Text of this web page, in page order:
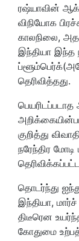
ரஷ்யாவின்
விநியோக
காலநிலை,
இந்தியா இந்த
தெரிவித்தது.
குறித்து
நரேந்திர
தொடர்ந்து
இந்தியா,
திடீரென
கோதுமை